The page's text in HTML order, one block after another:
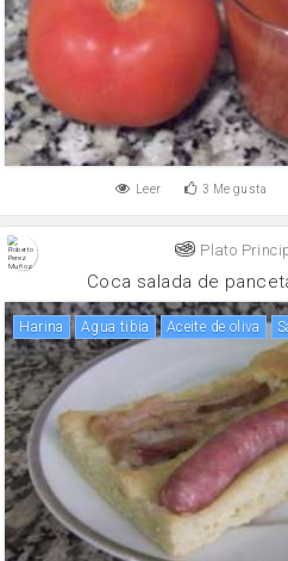
Leer 3 Me gusta
Plato
Coca salada de
harina Agua tibia aceite de oliva